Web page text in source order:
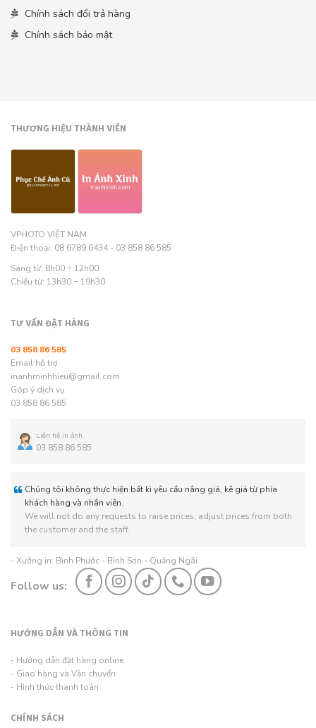
Chính sách đổi trả hàng
Chính sách bảo mật
THƯƠNG HIỆU THÀNH VIÊN
VPHOTO VIỆT NAM
Điện thoại: 08 6789 6434 - 03 858 86 585
Sáng từ: 8h00 ÷ 12h00
Chiều từ: 13h30 ÷ 19h30
TƯ VẤN ĐẶT HÀNG
03 858 86 585
Email hỗ trợ
inanhminhhieu@gmail.com
Góp ý dịch vụ
03 858 86 585
Liên hệ in ảnh
03 858 86 585
Chúng tôi không thực hiện bất kì yêu cầu nâng giá, kê giá từ phía
khách hàng và nhân viên.
We will not do any requests to raise prices, adjust prices from both
the customer and the staff.
- Xưởng in: Bình Phước - Bình Sơn - Quảng Ngãi.
Follow us:
HƯỚNG DẪN VÀ THÔNG TIN
- Hướng dẫn đặt hàng online
- Giao hàng và Vận chuyển
- Hình thức thanh toán
CHÍNH SÁCH